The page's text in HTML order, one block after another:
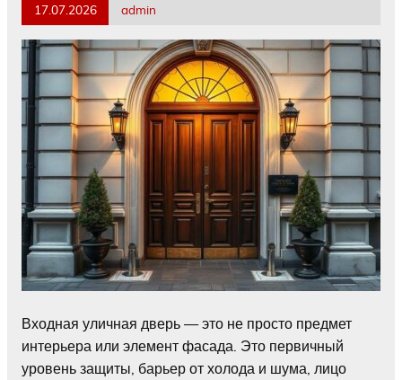
17.07.2026 admin
Входная уличная дверь — это не просто предмет
интерьера или элемент фасада. Это первичный
уровень защиты, барьер от холода и шума, лицо